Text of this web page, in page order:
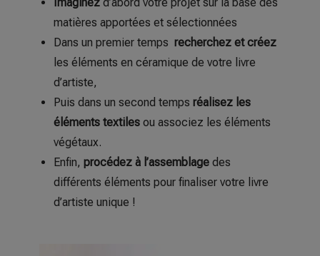
matières apportées et sélectionnées
Dans un premier temps recherchez et créez
les éléments en céramique de votre livre
d’artiste,
Puis dans un second temps réalisez les
éléments textiles ou associez les éléments
végétaux.
Enfin, procédez à l’assemblage des
différents éléments pour finaliser votre livre
d’artiste unique !